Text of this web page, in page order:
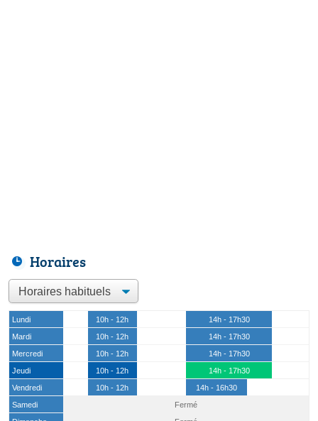
Horaires
Lundi 10h - 12h
14h - 17h30
Mardi
10h - 12h
14h - 17h30
Mercredi
10h - 12h
14h - 17h30
Jeudi
10h - 12h
14h - 17h30
Vendredi
10h - 12h
14h - 16h30
Samedi
Fermé